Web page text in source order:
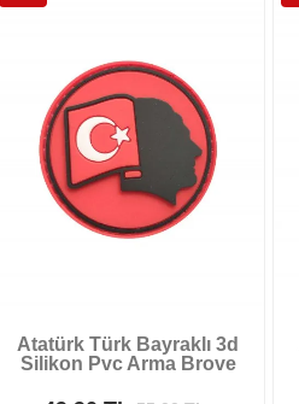
Atatürk Türk Bayraklı 3d
Silikon Pvc Arma Brove